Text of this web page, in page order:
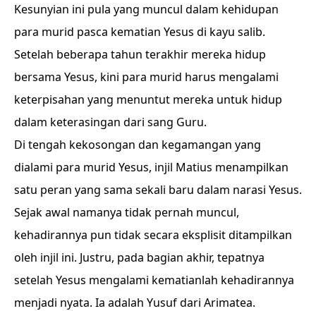
Kesunyian ini pula yang muncul dalam kehidupan
para murid pasca kematian Yesus di kayu salib.
Setelah beberapa tahun terakhir mereka hidup
bersama Yesus, kini para murid harus mengalami
keterpisahan yang menuntut mereka untuk hidup
dalam keterasingan dari sang Guru.
Di tengah kekosongan dan kegamangan yang
dialami para murid Yesus, injil Matius menampilkan
satu peran yang sama sekali baru dalam narasi Yesus.
Sejak awal namanya tidak pernah muncul,
kehadirannya pun tidak secara eksplisit ditampilkan
oleh injil ini. Justru, pada bagian akhir, tepatnya
setelah Yesus mengalami kematianlah kehadirannya
menjadi nyata. Ia adalah Yusuf dari Arimatea.